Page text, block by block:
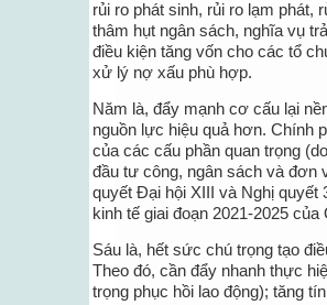
rủi ro phát sinh, rủi ro lạm phát,
thâm hụt ngân sách, nghĩa vụ
điều kiện tăng vốn cho các tổ
xử lý nợ xấu phù hợp.
Năm là, đẩy mạnh cơ cấu lại
nguồn lực hiệu quả hơn. Chính
của các cấu phần quan trọng
đầu tư công, ngân sách và
quyết Đại hội XIII và Nghị quyết
kinh tế giai đoạn 2021-2025 của
Sáu là, hết sức chú trọng tạo
Theo đó, cần đẩy nhanh thực
trọng phục hồi lao động); tăng